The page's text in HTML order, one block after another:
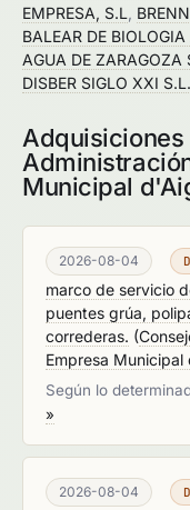
EMPRESA, S.L
BALEAR DE
AGUA DE ZARAGOZA
DISBER SIGLO XXI S.L.
Adquisiciones
Municipal
2026-08-04
marco de servicio
puentes grúa,
correderas. (
Empresa Municipal
Según lo
»
2026-08-04